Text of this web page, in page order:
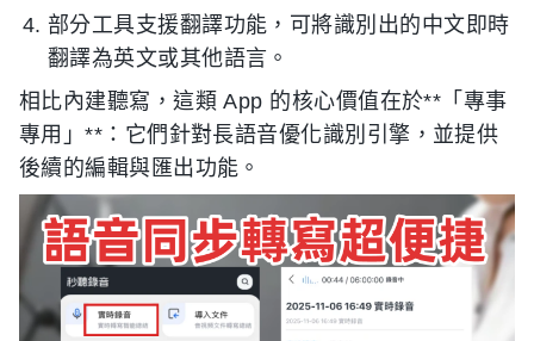
部分工具支援翻譯功能，可將識別出的中文即時
翻譯為英文或其他語言。
相比內建聽寫，這類 App 的核心價值在於**「專事
專用」**：它們針對長語音優化識別引擎，並提供
後續的編輯與匯出功能。